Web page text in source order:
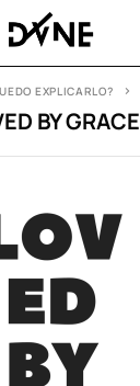
BY GRACE
EXPLICARLO?